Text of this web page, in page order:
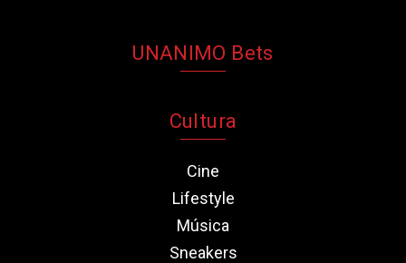
UNANIMO Bets
Cultura
Cine
Lifestyle
Música
Sneakers